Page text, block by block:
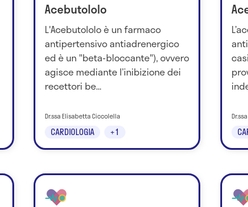
Acebutololo
L'Acebutololo è un farmaco
antipertensivo antiadrenergico
ed è un "beta-bloccante"), ovvero
agisce mediante l’inibizione dei
recettori be...
CARDIOLOGIA +1
Dr.ssa Elisabetta Ciccolella